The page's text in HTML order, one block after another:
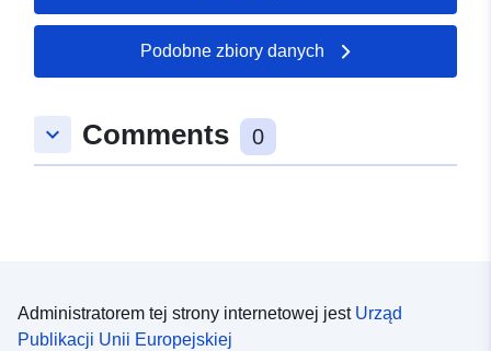
Podobne zbiory danych
keyboard_arrow_down Comments 0
Administratorem tej strony internetowej jest Urząd
Publikacji Unii Europejskiej